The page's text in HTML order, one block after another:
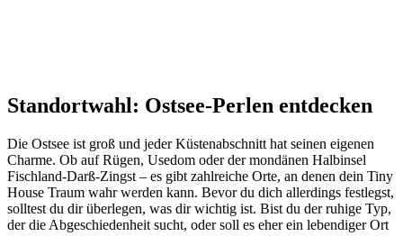
Standortwahl: Ostsee-Perlen entdecken
Die Ostsee ist groß und jeder Küstenabschnitt hat seinen eigenen
Charme. Ob auf Rügen, Usedom oder der mondänen Halbinsel
Fischland-Darß-Zingst – es gibt zahlreiche Orte, an denen dein Tiny
House Traum wahr werden kann. Bevor du dich allerdings festlegst,
solltest du dir überlegen, was dir wichtig ist. Bist du der ruhige Typ,
der die Abgeschiedenheit sucht, oder soll es eher ein lebendiger Ort